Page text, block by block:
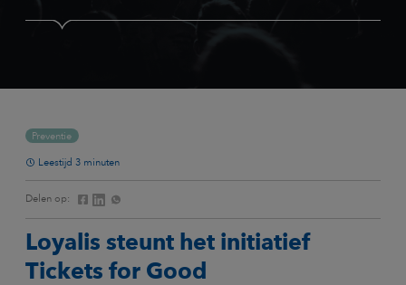
Loyalis steunt het initiatief
Tickets for Good
Preventie
Leestijd 3 minuten
Delen op: